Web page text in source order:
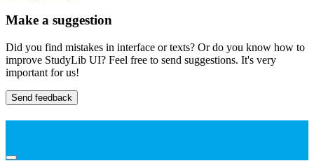
Make a suggestion
Did you find mistakes in interface or texts? Or do you know how to
improve StudyLib UI? Feel free to send suggestions. It's very
important for us!
Send feedback